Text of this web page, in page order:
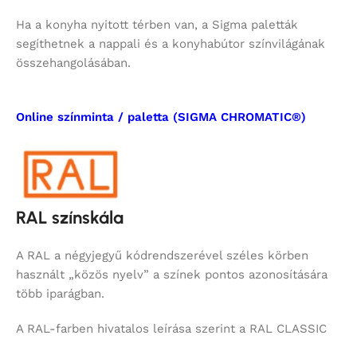
Ha a konyha nyitott térben van, a Sigma paletták
segíthetnek a nappali és a konyhabútor színvilágának
összehangolásában.
Online színminta / paletta (SIGMA CHROMATIC®)
RAL színskála
A RAL a négyjegyű kódrendszerével széles körben
használt „közös nyelv” a színek pontos azonosítására
több iparágban.
A RAL-farben hivatalos leírása szerint a RAL CLASSIC